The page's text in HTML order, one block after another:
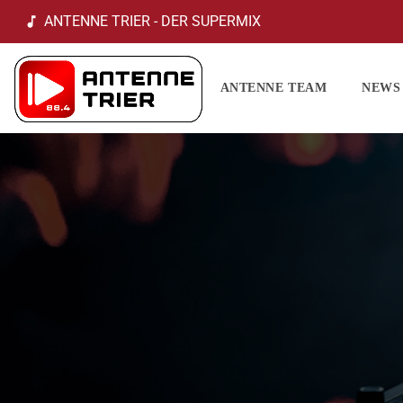
music_note ANTENNE TRIER - DER SUPERMIX
ANTENNE TEAM NEWS